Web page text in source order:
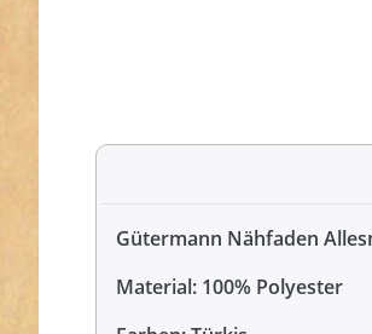
Gütermann Nähfaden
Material: 100% Polyester